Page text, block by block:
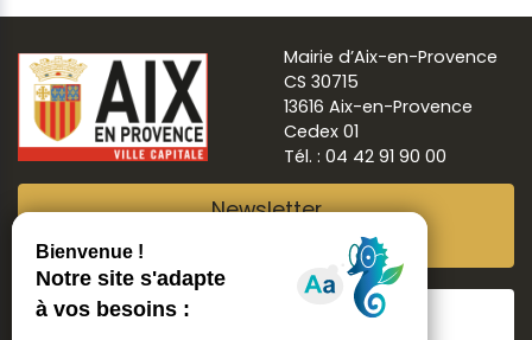
Mairie d’Aix-en-Provence
CS 30715
13616 Aix-en-Provence
Cedex 01
Tél. : 04 42 91 90 00
Newsletter
Suivre Aix ma ville